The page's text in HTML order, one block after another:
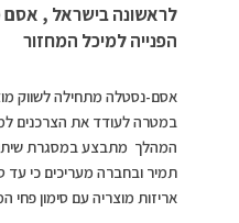
לראשונה בישראל , אסם
הפנייה למיכל המחזור
אסם-נסטלה מתחילה לשווק
במטרה לעודד את הצרכנים
המהלך מתבצע במסגרת
אריזות מוצריה עם סימון פחי